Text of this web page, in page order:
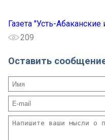
Газета "Усть-Абаканские
209
Оставить